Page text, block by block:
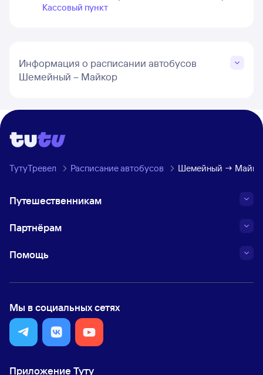
Кассовый пункт
Информация о расписании автобусов
Шемейный – Майкор
ТутуТревел Расписание автобусов Шемейный →
Путешественникам
Партнёрам
Помощь
Мы в социальных сетях
Приложение Туту